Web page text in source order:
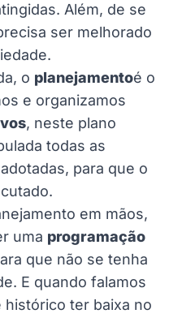
Além, de se
ser melhorado
o planejamentoé o
e organizamos
, neste plano
todas as
para que o
em mãos,
uma programação
que não se tenha
E quando falamos
histórico ter baixa no